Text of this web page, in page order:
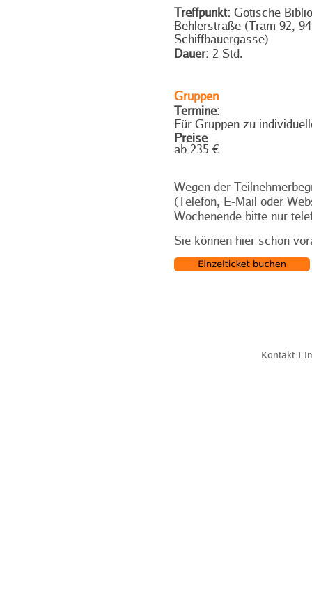
Treffpunkt: Gotische
Behlerstraße (Tram 92,
Schiffbauergasse)
Dauer: 2 Std.
Gruppen
Termine:
Für Gruppen zu
Preise
ab 235 €
Wegen der
(Telefon, E-Mail oder
Wochenende bitte nur
Sie können hier schon
Kontakt Ι